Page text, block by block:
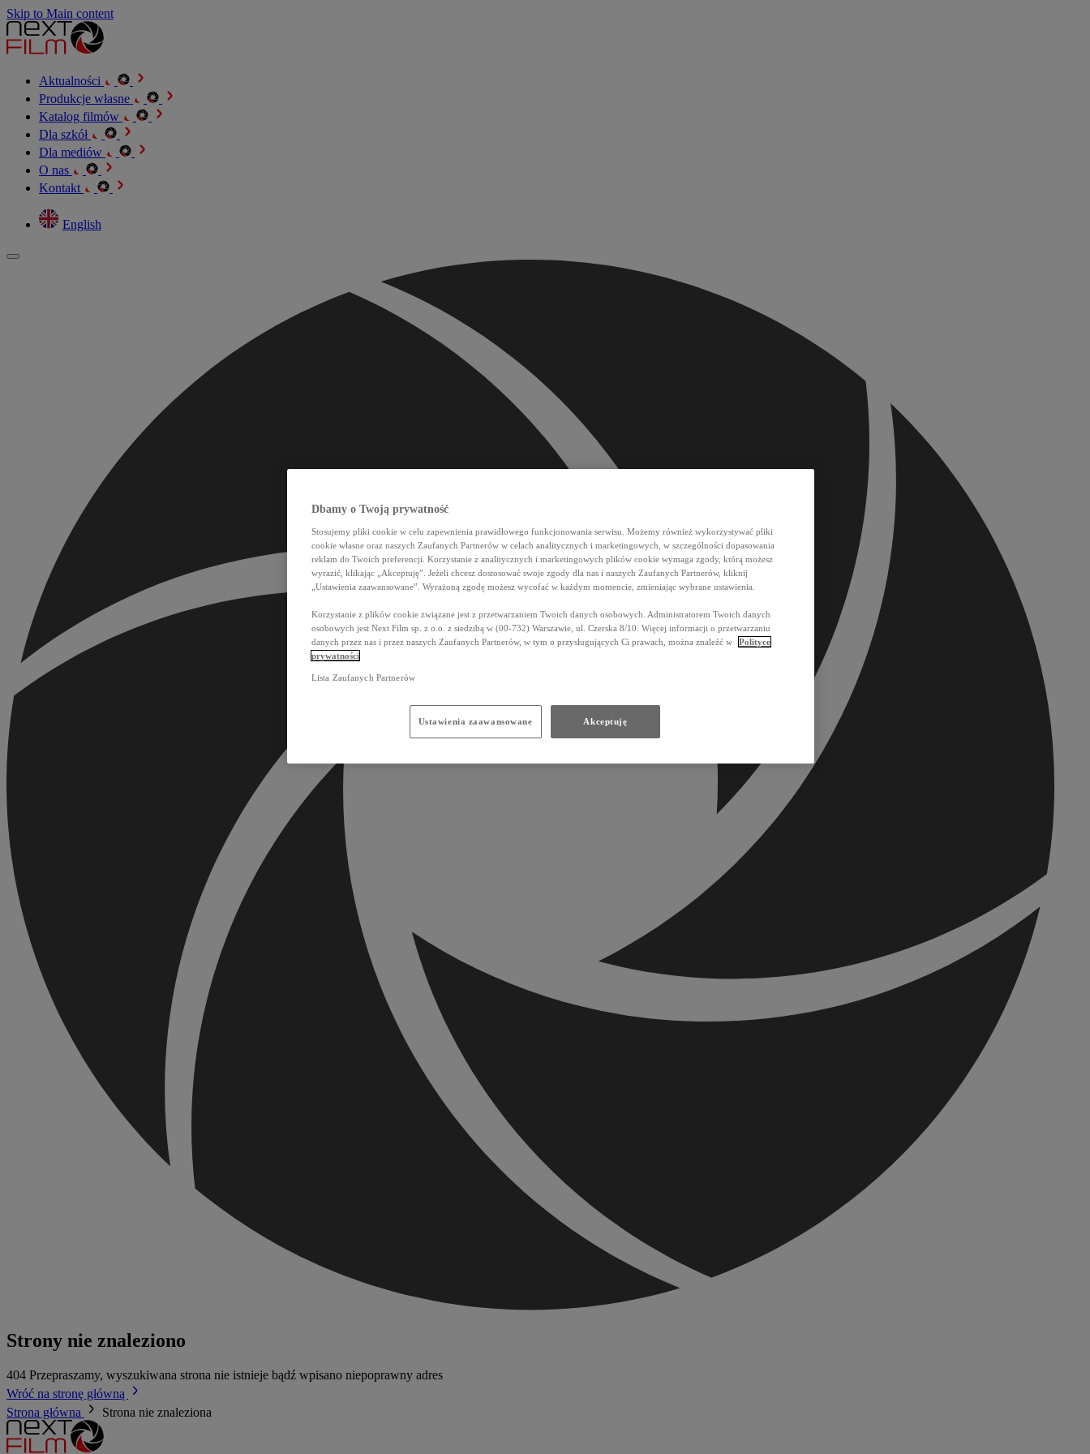
Skip to Main content
Aktualności
Produkcje własne
Katalog filmów
Dla szkół
Dla mediów
O nas
Kontakt
English
Strony nie znaleziono
404 Przepraszamy, wyszukiwana strona nie istnieje bądź wpisano niepoprawny adres
Wróć na stronę główną
Strona główna
Strona nie znaleziona
Dbamy o Twoją prywatność
Stosujemy pliki cookie w celu zapewnienia prawidłowego funkcjonowania serwisu. Możemy również wykorzystywać pliki
cookie własne oraz naszych Zaufanych Partnerów w celach analitycznych i marketingowych, w szczególności dopasowania
reklam do Twoich preferencji. Korzystanie z analitycznych i marketingowych plików cookie wymaga zgody, którą możesz
wyrazić, klikając „Akceptuję”. Jeżeli chcesz dostosować swoje zgody dla nas i naszych Zaufanych Partnerów, kliknij
„Ustawienia zaawansowane”. Wyrażoną zgodę możesz wycofać w każdym momencie, zmieniając wybrane ustawienia.
Korzystanie z plików cookie związane jest z przetwarzaniem Twoich danych osobowych. Administratorem Twoich danych
osobowych jest Next Film sp. z o.o. z siedzibą w (00-732) Warszawie, ul. Czerska 8/10. Więcej informacji o przetwarzaniu
danych przez nas i przez naszych Zaufanych Partnerów, w tym o przysługujących Ci prawach, można znaleźć w
Polityce
prywatności
Lista Zaufanych Partnerów
Ustawienia zaawansowane Akceptuję